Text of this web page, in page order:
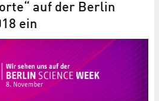
auf der Berlin
ein